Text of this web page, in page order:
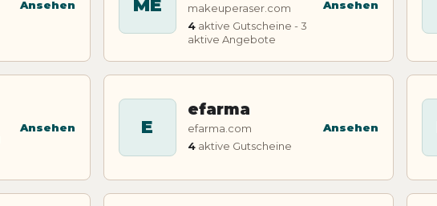
Ansehen ME
makeuperaser.com
4aktive Gutscheine - 3
aktive Angebote
Ansehen
Ansehen E
efarma
efarma.com
4aktive Gutscheine
Ansehen